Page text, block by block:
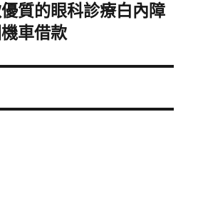
質的眼科診療白內障
車借款